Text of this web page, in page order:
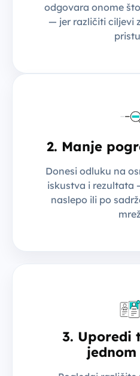
odgovara onome
— jer različiti ciljevi
2. Manje
Donesi odluku na
iskustva i rezultata
naslepo ili po
3. Uporedi
jednom